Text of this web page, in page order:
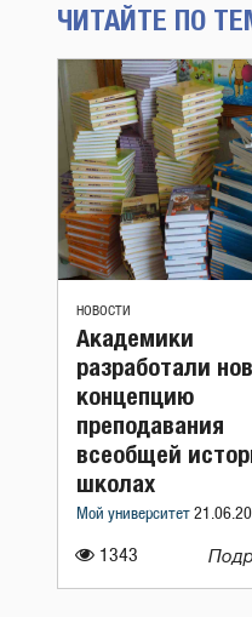
ЧИТАЙТЕ ПО
НОВОСТИ
1343
Академики
разработали
концепцию
преподавания
всеобщей
школах
Мой университет